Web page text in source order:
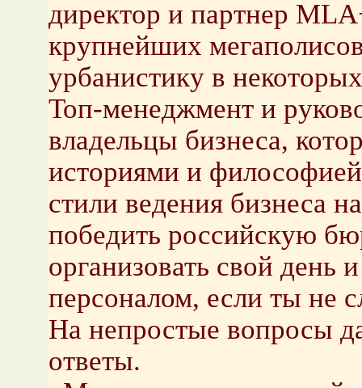
директор и партнер
крупнейших
урбанистику в
Топ-менеджмент и
владельцы бизнеса,
историями и
стили ведения бизнеса
победить российскую
организовать свой день
персоналом, если ты не
На непростые вопросы
ответы.